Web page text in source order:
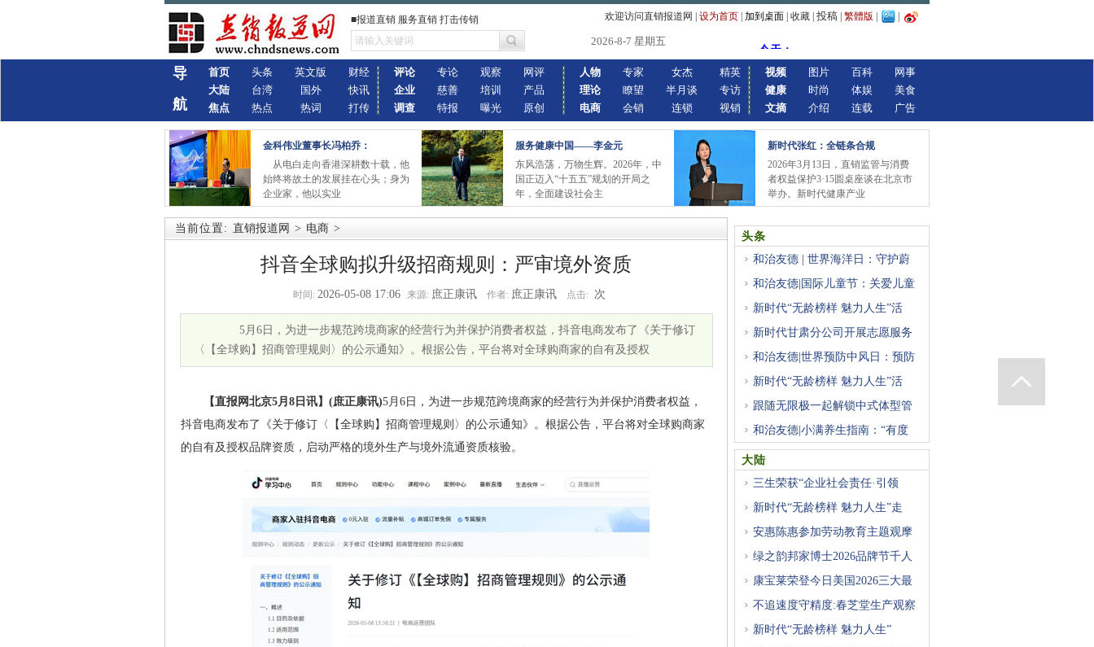
■报道直销 服务直销 打击传销 欢迎访问直销报道网 设为首页 加到桌面 收藏 投稿 繁體版
2026-8-7 星期五
导
航
首页
大陆
焦点
头条
台湾
热点
英文版
国外
热词
财经
快讯
打传
评论
企业
调查
专论
慈善
特报
观察
培训
曝光
网评
产品
原创
人物
理论
电商
专家
瞭望
会销
女杰
半月谈
连锁
精英
专访
视销
视频
健康
文摘
图片
时尚
介绍
百科
体娱
连载
网事
美食
广告
金科伟业董事长冯柏乔：
从电白走向香港深耕数十载，他
始终将故土的发展挂在心头；身为
企业家，他以实业
服务健康中国——李金元
东风浩荡，万物生辉。2026年，中
国正迈入“十五五”规划的开局之
年，全面建设社会主
新时代张红：全链条合规
2026年3月13日，直销监管与消费
者权益保护3·15圆桌座谈在北京市
举办。新时代健康产业
当前位置: 直销报道网 > 电商 >
抖音全球购拟升级招商规则：严审境外资质
时间: 2026-05-08 17:06 来源: 庶正康讯 作者: 庶正康讯 点击: 次
5月6日，为进一步规范跨境商家的经营行为并保护消费者权益，抖音电商发布了《关于修订
〈【全球购】招商管理规则〉的公示通知》。根据公告，平台将对全球购商家的自有及授权
【直报网北京5月8日讯】(庶正康讯)5月6日，为进一步规范跨境商家的经营行为并保护消费者权益，
抖音电商发布了《关于修订〈【全球购】招商管理规则〉的公示通知》。根据公告，平台将对全球购商家
的自有及授权品牌资质，启动严格的境外生产与境外流通资质核验。
头条
和治友德 | 世界海洋日：守护蔚
和治友德|国际儿童节：关爱儿童
新时代“无龄榜样 魅力人生”活
新时代甘肃分公司开展志愿服务
和治友德|世界预防中风日：预防
新时代“无龄榜样 魅力人生”活
跟随无限极一起解锁中式体型管
和治友德|小满养生指南：“有度
大陆
三生荣获“企业社会责任·引领
新时代“无龄榜样 魅力人生”走
安惠陈惠参加劳动教育主题观摩
绿之韵邦家博士2026品牌节千人
康宝莱荣登今日美国2026三大最
不追速度守精度:春芝堂生产观察
新时代“无龄榜样 魅力人生”